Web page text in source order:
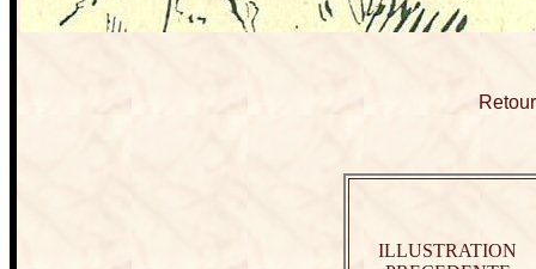
ILLUSTRATION